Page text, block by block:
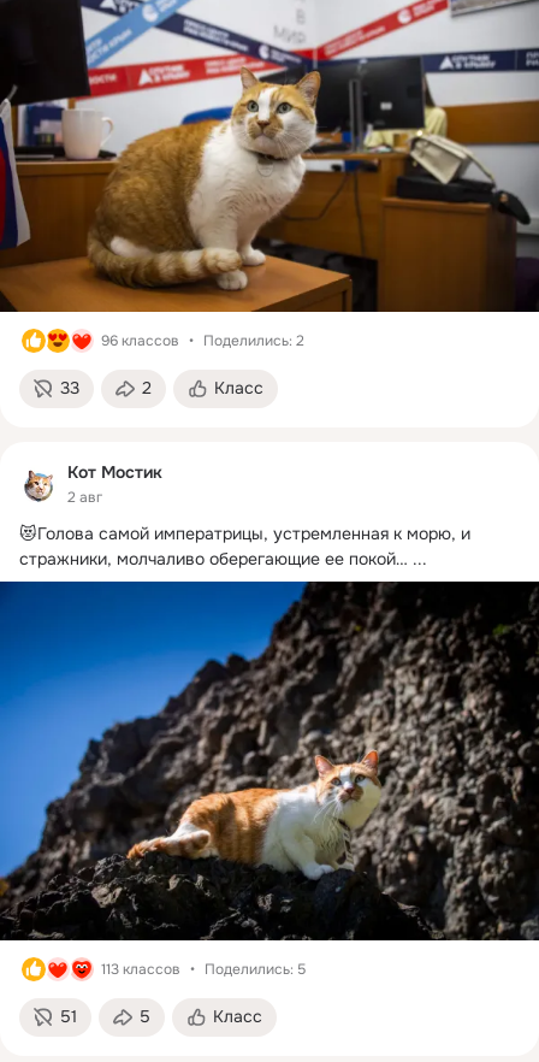
96 классов Поделились: 2
33 2 Класс
Кот Мостик
2 авг
😻Голова самой императрицы, устремленная к морю, и
стражники, молчаливо оберегающие ее покой… ...
113 классов Поделились: 5
51 5 Класс